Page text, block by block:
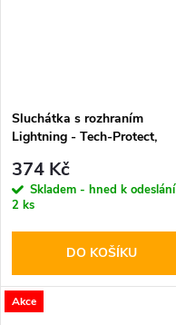
Sluchátka s rozhraním
Lightning - Tech-Protect,
White
374 Kč
Skladem - hned k odeslání
2 ks
DO KOŠÍKU
Akce